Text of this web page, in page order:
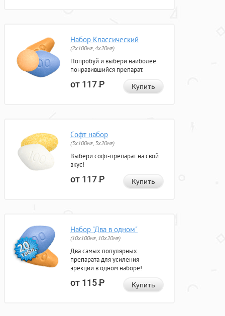
Набор Классический
(2x100мг, 4x20мг)
Попробуй и выбери наиболее
понравившийся препарат.
от 117Р Купить
Софт набор
(3x100мг, 3x20мг)
Выбери софт-препарат на свой
вкус!
от 117Р Купить
Набор "Два в одном"
(10x100мг, 10x20мг)
Два самых популярных
препарата для усиления
эрекции в одном наборе!
от 115Р Купить